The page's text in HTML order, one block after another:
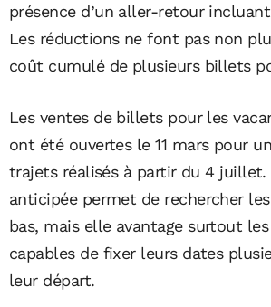
présence d’un aller-retour
Les réductions ne font pas non
coût cumulé de plusieurs billets
Les ventes de billets pour les
ont été ouvertes le 11 mars pour
trajets réalisés à partir du 4 juillet.
anticipée permet de rechercher
bas, mais elle avantage surtout les
capables de fixer leurs dates
leur départ.